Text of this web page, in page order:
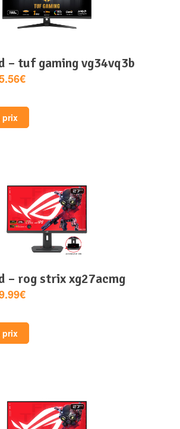
– tuf gaming vg34vq3b
prix
– rog strix xg27acmg
prix